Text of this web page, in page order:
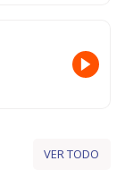
VER TODO